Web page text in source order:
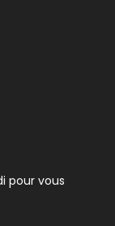
pour vous